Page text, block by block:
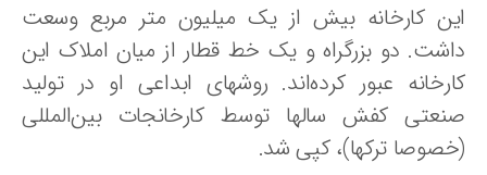
کارخانه بیش از یک میلیون متر مربع وسعت
دو بزرگراه و یک خط قطار از میان املاک این
عبور کرده‌اند. روشهای ابداعی او در تولید
کفش سالها توسط کارخانجات بین‌المللی
ترکها)، کپی شد.